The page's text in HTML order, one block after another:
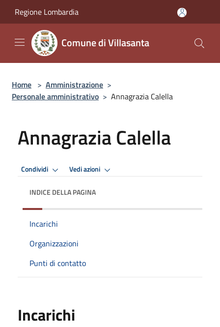
Regione Lombardia
Comune di Villasanta
Home > Amministrazione >
Personale amministrativo > Annagrazia Calella
Annagrazia Calella
Condividi Vedi azioni
INDICE DELLA PAGINA
Incarichi
Organizzazioni
Punti di contatto
Incarichi